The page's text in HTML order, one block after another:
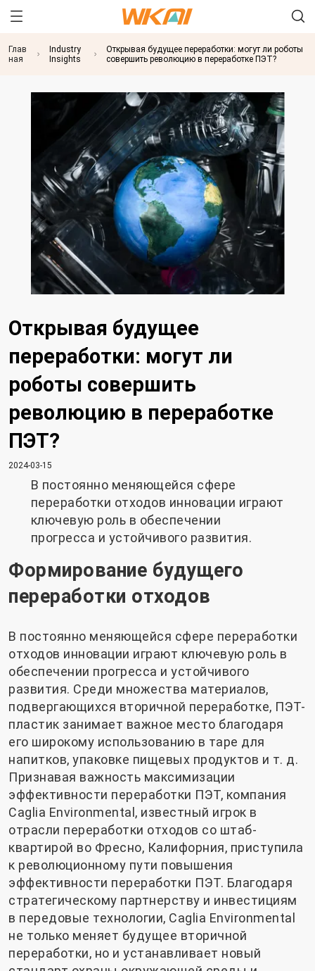
Глав
ная
Industry
Insights
Открывая будущее переработки: могут ли роботы
совершить революцию в переработке ПЭТ?
Открывая будущее
переработки: могут ли
роботы совершить
революцию в переработке
ПЭТ?
2024-03-15
В постоянно меняющейся сфере
переработки отходов инновации играют
ключевую роль в обеспечении
прогресса и устойчивого развития.
Формирование будущего
переработки отходов
В постоянно меняющейся сфере переработки
отходов инновации играют ключевую роль в
обеспечении прогресса и устойчивого
развития. Среди множества материалов,
подвергающихся вторичной переработке, ПЭТ-
пластик занимает важное место благодаря
его широкому использованию в таре для
напитков, упаковке пищевых продуктов и т. д.
Признавая важность максимизации
эффективности переработки ПЭТ, компания
Caglia Environmental, известный игрок в
отрасли переработки отходов со штаб-
квартирой во Фресно, Калифорния, приступила
к революционному пути повышения
эффективности переработки ПЭТ. Благодаря
стратегическому партнерству и инвестициям
в передовые технологии, Caglia Environmental
не только меняет будущее вторичной
переработки, но и устанавливает новый